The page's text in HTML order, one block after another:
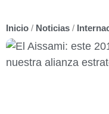
Inicio / Noticias /